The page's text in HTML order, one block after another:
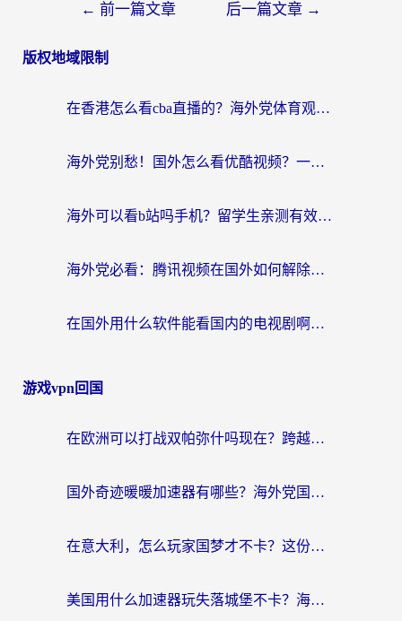
导
← 前一篇文章 后一篇文章 →
版权地域限制
在香港怎么看cba直播的？海外党体育观赛终极指南：告别版权限制，畅享中文解说
海外党别愁！国外怎么看优酷视频？一招解决追剧、看直播难题
海外可以看b站吗手机？留学生亲测有效的回国加速指南
海外党必看：腾讯视频在国外如何解除地域限制？附优酷咪咕使用指南
在国外用什么软件能看国内的电视剧啊？留学生亲测有效的回国加速方案
游戏vpn回国
在欧洲可以打战双帕弥什吗现在？跨越延迟墙的实战指南
国外奇迹暖暖加速器有哪些？海外党国服游戏畅玩终极指南（附亲测推荐）
在意大利，怎么玩家国梦才不卡？这份终极加速指南请收好
美国用什么加速器玩失落城堡不卡？海外党亲测有效的国服游戏加速指南